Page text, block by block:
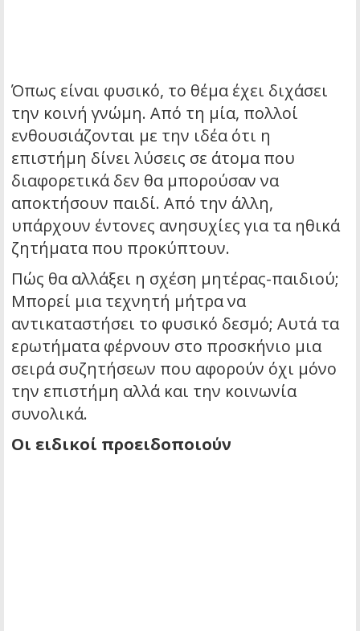
Όπως είναι φυσικό, το θέμα έχει διχάσει
την κοινή γνώμη. Από τη μία, πολλοί
ενθουσιάζονται με την ιδέα ότι η
επιστήμη δίνει λύσεις σε άτομα που
διαφορετικά δεν θα μπορούσαν να
αποκτήσουν παιδί. Από την άλλη,
υπάρχουν έντονες ανησυχίες για τα ηθικά
ζητήματα που προκύπτουν.
Πώς θα αλλάξει η σχέση μητέρας-παιδιού;
Μπορεί μια τεχνητή μήτρα να
αντικαταστήσει το φυσικό δεσμό; Αυτά τα
ερωτήματα φέρνουν στο προσκήνιο μια
σειρά συζητήσεων που αφορούν όχι μόνο
την επιστήμη αλλά και την κοινωνία
συνολικά.
Οι ειδικοί προειδοποιούν